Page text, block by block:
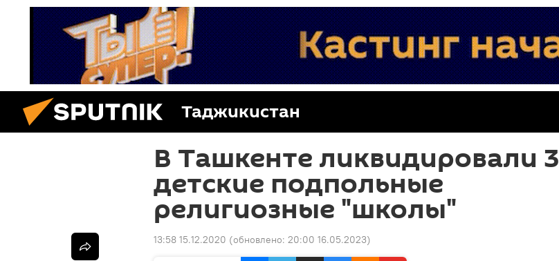
Таджикистан
В Ташкенте ликвидировали 3
детские подпольные
религиозные "школы"
13:58 15.12.2020 (обновлено: 20:00 16.05.2023)